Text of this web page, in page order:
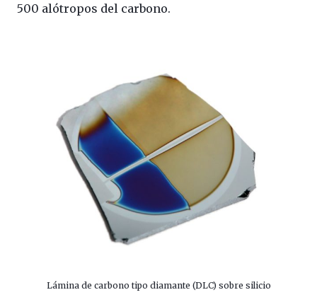
500 alótropos del carbono.
Lámina de carbono tipo diamante (DLC) sobre silicio